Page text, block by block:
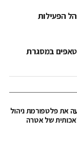
הפעילות
במסגרת
את פלטפורמת ניהול